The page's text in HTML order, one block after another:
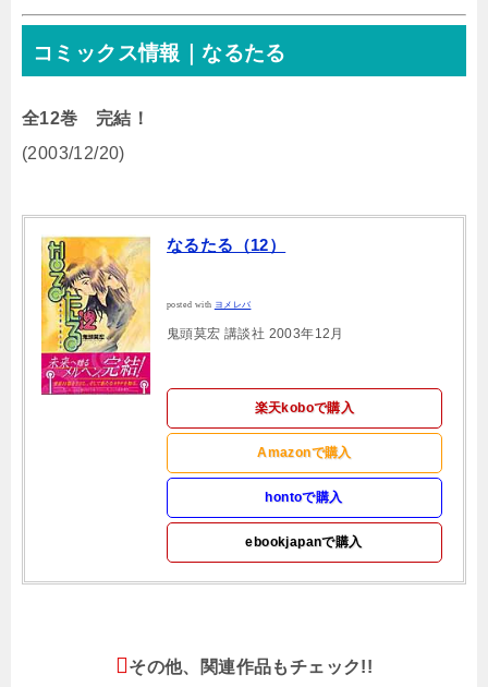
コミックス情報｜なるたる
全12巻 完結！
(2003/12/20)
なるたる（12）
posted with ヨメレバ
鬼頭莫宏 講談社 2003年12月
楽天koboで購入
Amazonで購入
hontoで購入
ebookjapanで購入
その他、関連作品もチェック!!